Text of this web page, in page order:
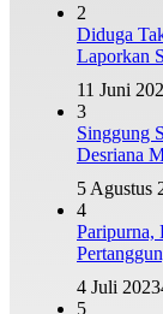
2
Diduga
Laporkan
11 Juni
3
Singgung
Desriana
5 Agustus
4
Paripurna,
4 Juli 2023
5